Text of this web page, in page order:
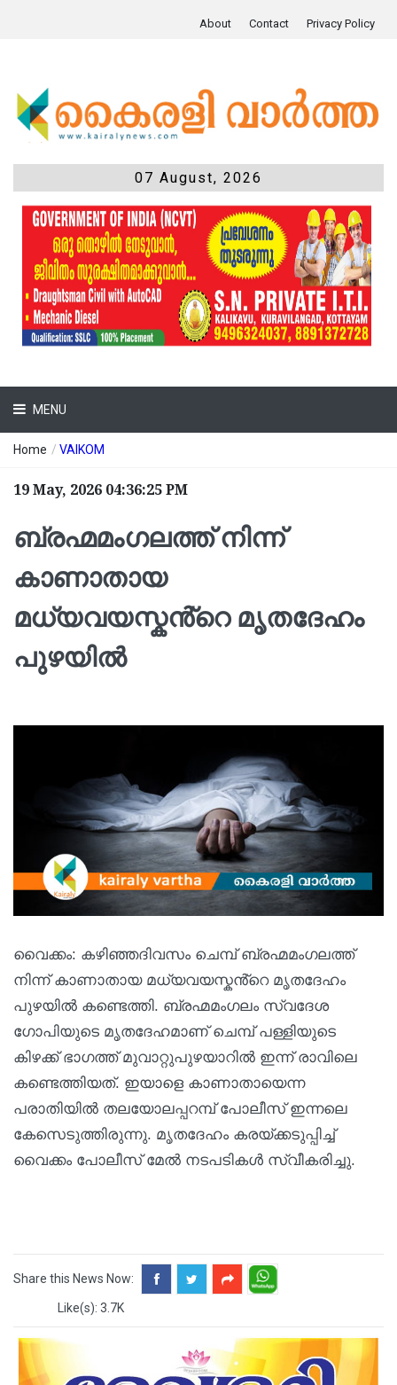
About Contact Privacy Policy
07 August, 2026
MENU
Home / VAIKOM
19 May, 2026 04:36:25 PM
ബ്രഹ്മമംഗലത്ത് നിന്ന്
കാണാതായ
മധ്യവയസ്കൻ്റെ മൃതദേഹം
പുഴയിൽ
വൈക്കം: കഴിഞ്ഞദിവസം ചെമ്പ് ബ്രഹ്മമംഗലത്ത്
നിന്ന് കാണാതായ മധ്യവയസ്കൻ്റെ മൃതദേഹം
പുഴയിൽ കണ്ടെത്തി. ബ്രഹ്മമംഗലം സ്വദേശ
ഗോപിയുടെ മൃതദേഹമാണ് ചെമ്പ് പള്ളിയുടെ
കിഴക്ക് ഭാഗത്ത് മുവാറ്റുപുഴയാറിൽ ഇന്ന് രാവിലെ
കണ്ടെത്തിയത്. ഇയാളെ കാണാതായെന്ന
പരാതിയിൽ തലയോലപ്പറമ്പ് പോലീസ് ഇന്നലെ
കേസെടുത്തിരുന്നു. മൃതദേഹം കരയ്ക്കടുപ്പിച്ച്
വൈക്കം പോലീസ് മേൽ നടപടികൾ സ്വീകരിച്ചു.
Share this News Now:
Like(s): 3.7K